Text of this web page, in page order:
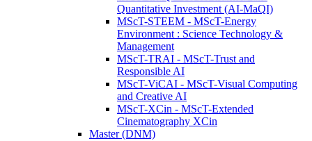
Quantitative Investment (AI-MaQI)
MScT-STEEM - MScT-Energy
Environment : Science Technology &
Management
MScT-TRAI - MScT-Trust and
Responsible AI
MScT-ViCAI - MScT-Visual Computing
and Creative AI
MScT-XCin - MScT-Extended
Cinematography XCin
Master (DNM)